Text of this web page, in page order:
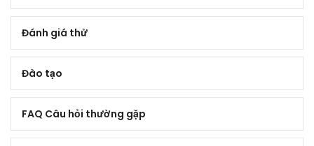
Đánh giá thử
Đào tạo
FAQ Câu hỏi thường gặp